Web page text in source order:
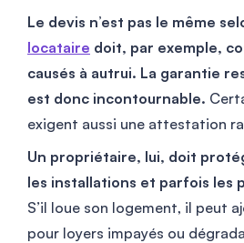
Le devis n’est pas le même
locataire doit, par exemple,
causés à autrui. La garantie
est donc incontournable.
exigent aussi une attestation
Un propriétaire, lui, doit
les installations et parfois les
S’il loue son logement, il peut
pour loyers impayés ou